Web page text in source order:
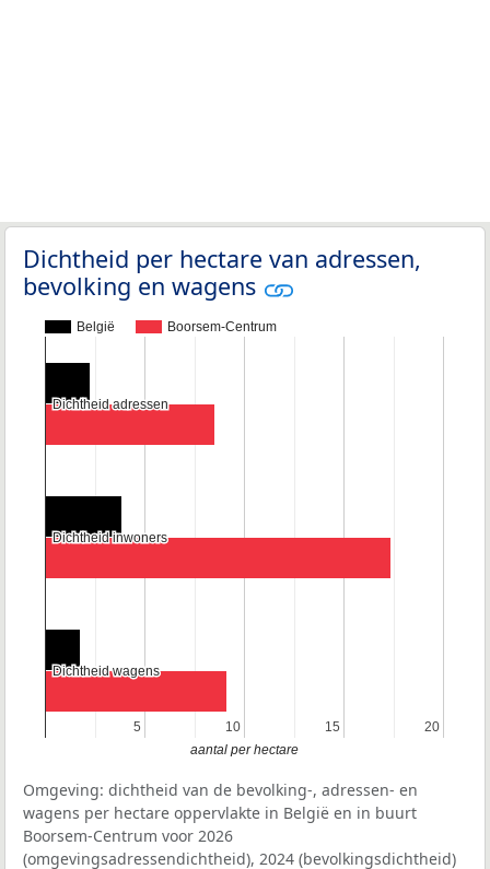
Dichtheid per hectare van adressen,
bevolking en wagens
België Boorsem-Centrum
5
5 10
10 15
15 20
20
Dichtheid adressen
Dichtheid adressen
Dichtheid inwoners
Dichtheid inwoners
Dichtheid wagens
Dichtheid wagens
aantal per hectare
Omgeving: dichtheid van de bevolking-, adressen- en
wagens per hectare oppervlakte in België en in buurt
Boorsem-Centrum voor 2026
(omgevingsadressendichtheid), 2024 (bevolkingsdichtheid)